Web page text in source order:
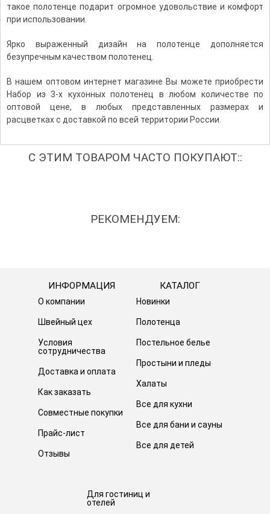
такое полотенце подарит огромное удовольствие и комфорт
при использовании.
Ярко выраженный дизайн на полотенце дополняется
безупречным качеством полотенец.
В нашем оптовом интернет магазине Вы можете приобрести
Набор из 3-х кухонных полотенец в любом количестве по
оптовой цене, в любых представленных размерах и
расцветках с доставкой по всей территории России.
С ЭТИМ ТОВАРОМ ЧАСТО ПОКУПАЮТ::
РЕКОМЕНДУЕМ:
ИНФОРМАЦИЯ
О компании
Швейный цех
Условия
сотрудничества
Доставка и оплата
Как заказать
Совместные покупки
Прайс-лист
Отзывы
КАТАЛОГ
Новинки
Полотенца
Постельное белье
Простыни и пледы
Халаты
Все для кухни
Все для бани и сауны
Все для детей
Для гостиниц и
отелей